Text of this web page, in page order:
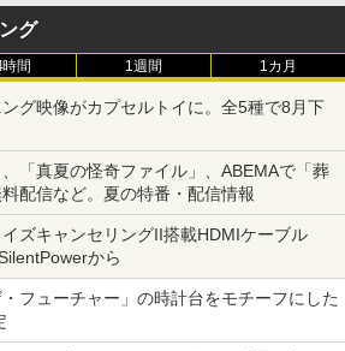
グ
間 1週間 1カ月
グ映像がカプセルトイに。全5種で8月下
「真夏の怪奇ファイル」、ABEMAで「葬
配信など。夏の特番・配信情報
ズキャンセリングII搭載HDMIケーブル
から
・フューチャー」の時計台をモチーフにした